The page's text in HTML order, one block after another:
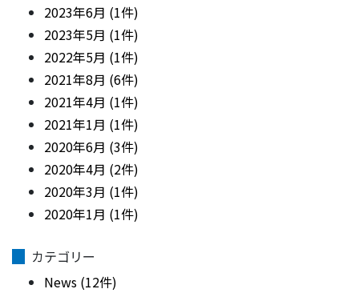
2023年6月 (1件)
2023年5月 (1件)
2022年5月 (1件)
2021年8月 (6件)
2021年4月 (1件)
2021年1月 (1件)
2020年6月 (3件)
2020年4月 (2件)
2020年3月 (1件)
2020年1月 (1件)
カテゴリー
News (12件)